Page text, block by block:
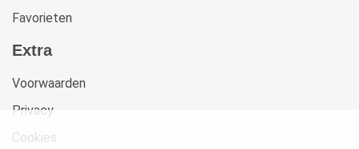
Favorieten
Extra
Voorwaarden
Privacy
Cookies